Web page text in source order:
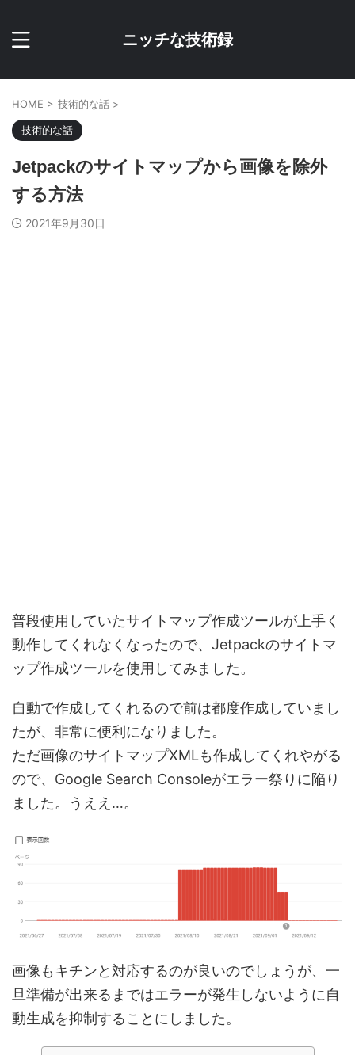
ニッチな技術録
HOME > 技術的な話 >
技術的な話
Jetpackのサイトマップから画像を除外
する方法
2021年9月30日
普段使用していたサイトマップ作成ツールが上手く
動作してくれなくなったので、Jetpackのサイトマ
ップ作成ツールを使用してみました。
自動で作成してくれるので前は都度作成していまし
たが、非常に便利になりました。
ただ画像のサイトマップXMLも作成してくれやがる
ので、Google Search Consoleがエラー祭りに陥り
ました。うええ…。
画像もキチンと対応するのが良いのでしょうが、一
旦準備が出来るまではエラーが発生しないように自
動生成を抑制することにしました。